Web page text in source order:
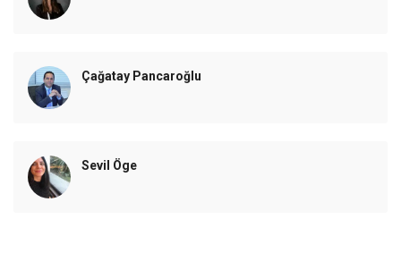
Çağatay Pancaroğlu
Sevil Öge